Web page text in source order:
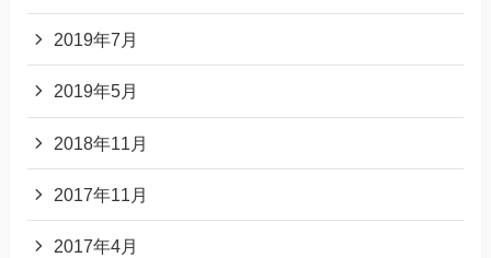
2019年7月
2019年5月
2018年11月
2017年11月
2017年4月